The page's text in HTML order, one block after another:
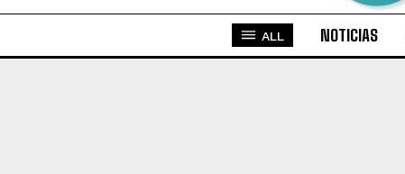
ALL NOTICIAS